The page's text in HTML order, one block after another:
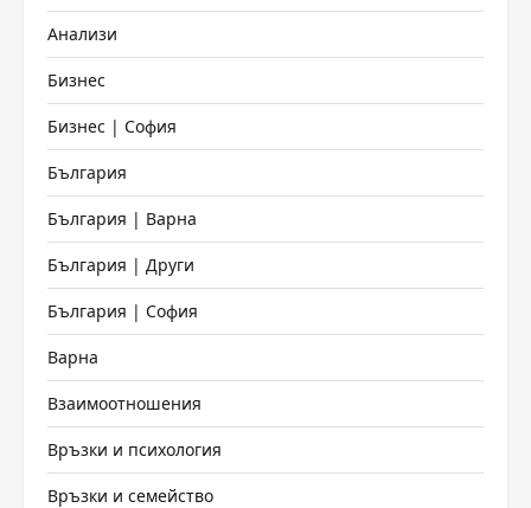
Анализи
Бизнес
Бизнес | София
България
България | Варна
България | Други
България | София
Варна
Взаимоотношения
Връзки и психология
Връзки и семейство